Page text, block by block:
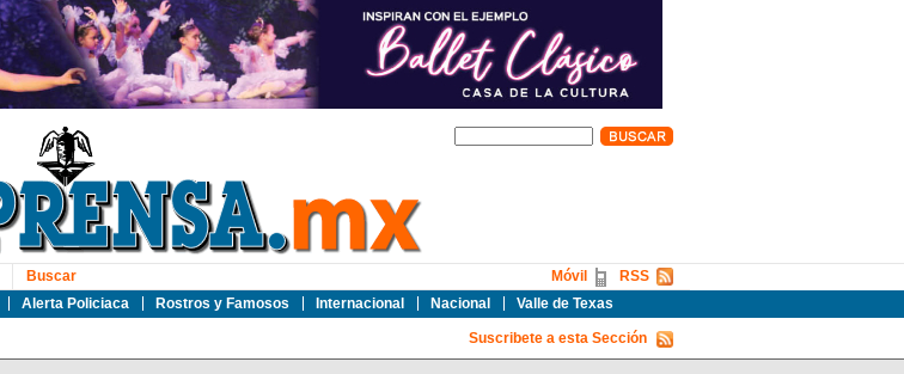
Alerta Policiaca Rostros y Famosos Internacional Nacional Valle de Texas
Buscar RSS
Móvil
Suscribete a esta Sección